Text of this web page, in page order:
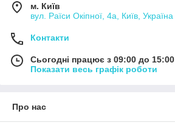
м. Київ
вул. Раїси Окіпної, 4а, Київ, Україна
Контакти
Сьогодні працює з 09:00 до 15:00
Показати весь графік роботи
Про нас